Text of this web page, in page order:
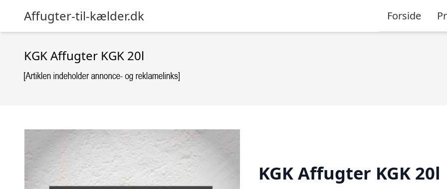
Affugter-til-kælder.dk Forside
KGK Affugter KGK 20l
KGK Affugter KGK 20l